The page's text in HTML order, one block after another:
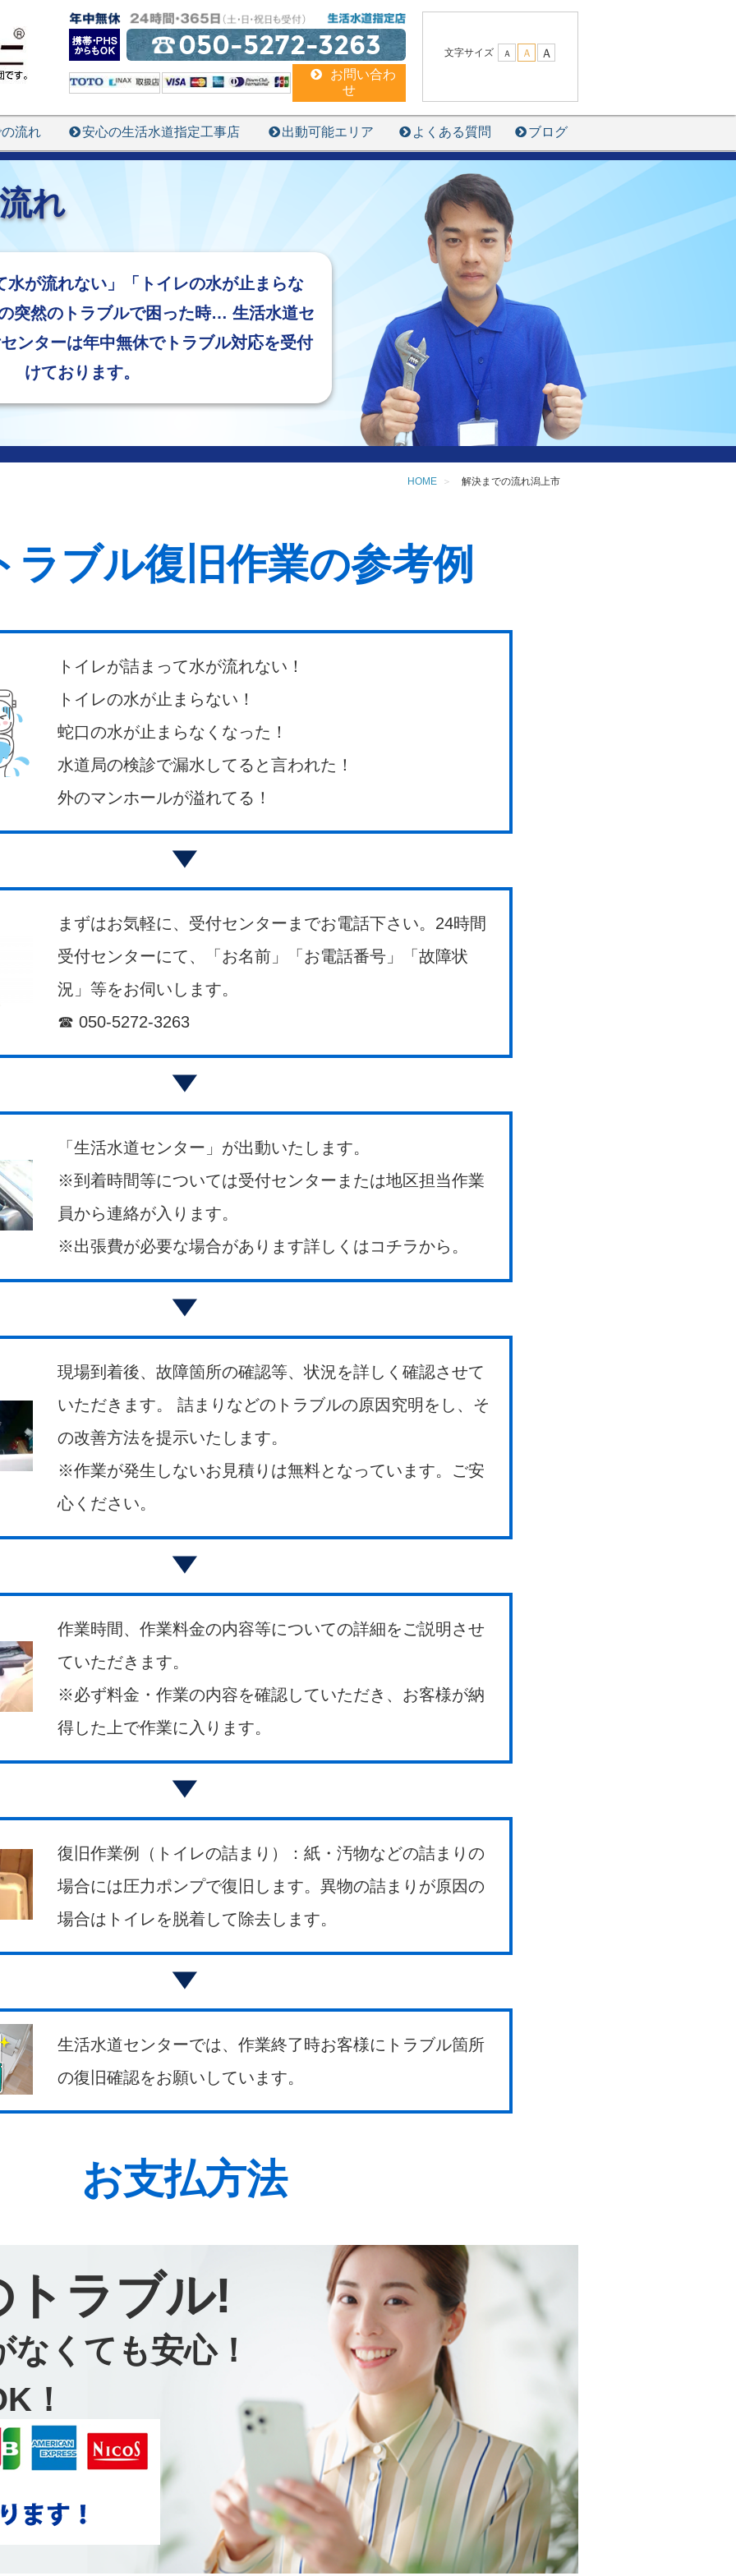
050-5272-3263
お問い合わ
せ
文字サイズ Ａ Ａ Ａ
流れ 安心の生活水道指定工事店 出動可能エリア よくある質問 ブログ
れ
水が流れない」「トイレの水が止まらな
突然のトラブルで困った時… 生活水道セ
ンターは年中無休でトラブル対応を受付
けております。
HOME 解決までの流れ潟上市
ラブル復旧作業の参考例
トイレが詰まって水が流れない！
トイレの水が止まらない！
蛇口の水が止まらなくなった！
水道局の検診で漏水してると言われた！
外のマンホールが溢れてる！
まずはお気軽に、受付センターまでお電話下さい。24時間
受付センターにて、「お名前」「お電話番号」「故障状
況」等をお伺いします。
☎ 050-5272-3263
「生活水道センター」が出動いたします。
※到着時間等については受付センターまたは地区担当作業
員から連絡が入ります。
※出張費が必要な場合があります詳しくはコチラから。
現場到着後、故障箇所の確認等、状況を詳しく確認させて
いただきます。 詰まりなどのトラブルの原因究明をし、そ
の改善方法を提示いたします。
※作業が発生しないお見積りは無料となっています。ご安
心ください。
作業時間、作業料金の内容等についての詳細をご説明させ
ていただきます。
※必ず料金・作業の内容を確認していただき、お客様が納
得した上で作業に入ります。
復旧作業例（トイレの詰まり）：紙・汚物などの詰まりの
場合には圧力ポンプで復旧します。異物の詰まりが原因の
場合はトイレを脱着して除去します。
生活水道センターでは、作業終了時お客様にトラブル箇所
の復旧確認をお願いしています。
お支払方法
ラブル!
くても安心！
！